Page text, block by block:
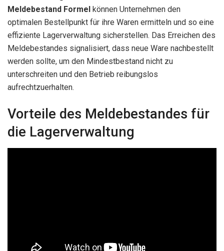
Meldebestand Formel können Unternehmen den
optimalen Bestellpunkt für ihre Waren ermitteln und so eine
effiziente Lagerverwaltung sicherstellen. Das Erreichen des
Meldebestandes signalisiert, dass neue Ware nachbestellt
werden sollte, um den Mindestbestand nicht zu
unterschreiten und den Betrieb reibungslos
aufrechtzuerhalten.
Vorteile des Meldebestandes für
die Lagerverwaltung